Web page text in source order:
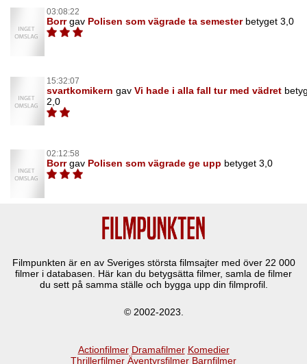
03:08:22
Borrgav Polisen som vägrade ta semester betyget 3,0
15:32:07
svartkomikern gav Vi hade i alla fall tur med vädret
2,0
02:12:58
Borrgav Polisen som vägrade ge upp betyget 3,0
Filmpunkten är en av Sveriges största filmsajter med över 22 000
filmer i databasen. Här kan du betygsätta filmer, samla de filmer
du sett på samma ställe och bygga upp din filmprofil.
© 2002-2023.
Actionfilmer Dramafilmer Komedier
Thrillerfilmer Äventyrsfilmer Barnfilmer